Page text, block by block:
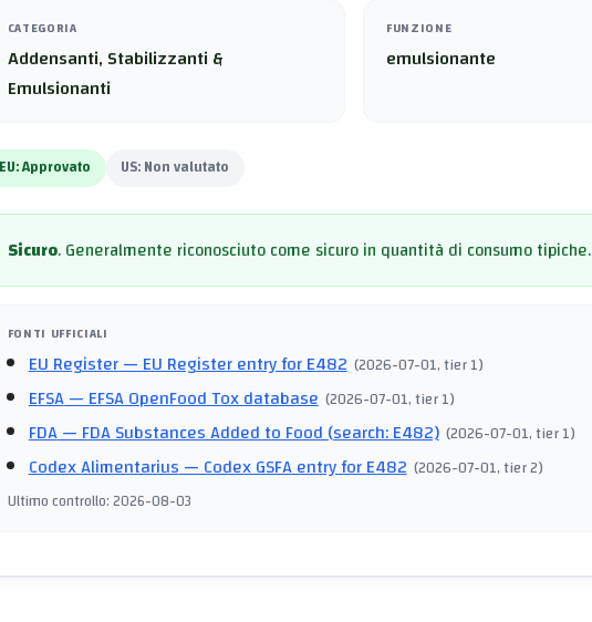
CATEGORIA
Addensanti, Stabilizzanti &
Emulsionanti
FUNZIONE
emulsionante
EU:Approvato US:Non valutato
Sicuro.Generalmente riconosciuto come sicuro in quantità di consumo tipiche.
FONTI UFFICIALI
EU Register— EU Register entry for E482 (2026-07-01, tier 1)
EFSA— EFSA OpenFood Tox database (2026-07-01, tier 1)
FDA— FDA Substances Added to Food (search: E482) (2026-07-01, tier 1)
Codex Alimentarius— Codex GSFA entry for E482 (2026-07-01, tier 2)
Ultimo controllo:2026-08-03